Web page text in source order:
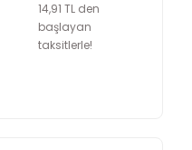
14,91 TL den
başlayan
taksitlerle!